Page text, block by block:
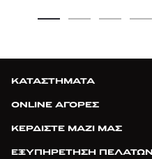
ΚΑΤΑΣΤΗΜΑΤΑ
ONLINE ΑΓΟΡΕΣ
ΚΕΡΔΙΣΤΕ ΜΑΖΙ ΜΑΣ
ΕΞΥΠΗΡΕΤΗΣΗ ΠΕΛΑΤΩΝ